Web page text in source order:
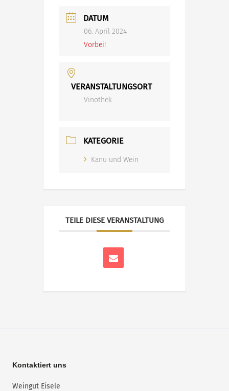
DATUM
06. April 2024
Vorbei!
VERANSTALTUNGSORT
Vinothek
KATEGORIE
Kanu und Wein
TEILE DIESE VERANSTALTUNG
Kontaktiert uns
Weingut Eisele